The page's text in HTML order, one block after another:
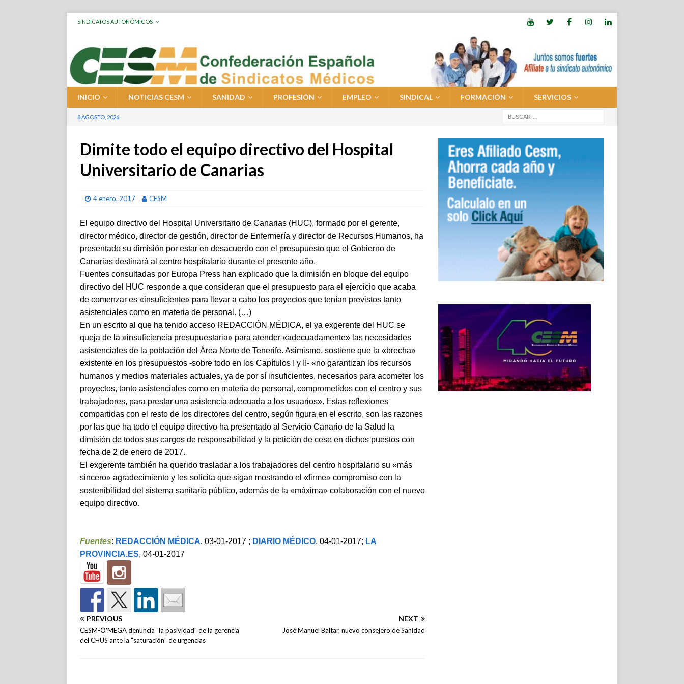
SINDICATOS AUTONÓMICOS
INICIO NOTICIAS CESM SANIDAD PROFESIÓN EMPLEO SINDICAL FORMACIÓN SERVICIOS
8 AGOSTO, 2026
Dimite todo el equipo directivo del Hospital
Universitario de Canarias
4 enero, 2017 CESM
El equipo directivo del Hospital Universitario de Canarias (HUC), formado por el gerente,
director médico, director de gestión, director de Enfermería y director de Recursos Humanos, ha
presentado su dimisión por estar en desacuerdo con el presupuesto que el Gobierno de
Canarias destinará al centro hospitalario durante el presente año.
Fuentes consultadas por Europa Press han explicado que la dimisión en bloque del equipo
directivo del HUC responde a que consideran que el presupuesto para el ejercicio que acaba
de comenzar es «insuficiente» para llevar a cabo los proyectos que tenían previstos tanto
asistenciales como en materia de personal. (…)
En un escrito al que ha tenido acceso REDACCIÓN MÉDICA, el ya exgerente del HUC se
queja de la «insuficiencia presupuestaria» para atender «adecuadamente» las necesidades
asistenciales de la población del Área Norte de Tenerife. Asimismo, sostiene que la «brecha»
existente en los presupuestos -sobre todo en los Capítulos I y II- «no garantizan los recursos
humanos y medios materiales actuales, ya de por sí insuficientes, necesarios para acometer los
proyectos, tanto asistenciales como en materia de personal, comprometidos con el centro y sus
trabajadores, para prestar una asistencia adecuada a los usuarios». Estas reflexiones
compartidas con el resto de los directores del centro, según figura en el escrito, son las razones
por las que ha todo el equipo directivo ha presentado al Servicio Canario de la Salud la
dimisión de todos sus cargos de responsabilidad y la petición de cese en dichos puestos con
fecha de 2 de enero de 2017.
El exgerente también ha querido trasladar a los trabajadores del centro hospitalario su «más
sincero» agradecimiento y les solicita que sigan mostrando el «firme» compromiso con la
sostenibilidad del sistema sanitario público, además de la «máxima» colaboración con el nuevo
equipo directivo.
Fuentes: REDACCIÓN MÉDICA, 03-01-2017 ; DIARIO MÉDICO, 04-01-2017; LA
PROVINCIA.ES, 04-01-2017
PREVIOUS
CESM-O'MEGA denuncia "la pasividad" de la gerencia
del CHUS ante la "saturación" de urgencias
NEXT
José Manuel Baltar, nuevo consejero de Sanidad